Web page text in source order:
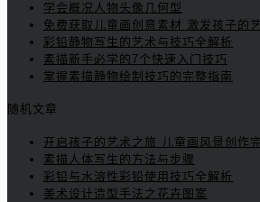
学会概况人物头像几何型
免费获取儿童画创意素材 激发孩子的
彩铅静物写生的艺术与技巧全解析
素描新手必学的7个快速入门技巧
掌握素描静物绘制技巧的完整指南
随机文章
开启孩子的艺术之旅 儿童画风景创作
素描人体写生的方法与步骤
彩铅与水溶性彩铅使用技巧全解析
美术设计造型手法之花卉图案